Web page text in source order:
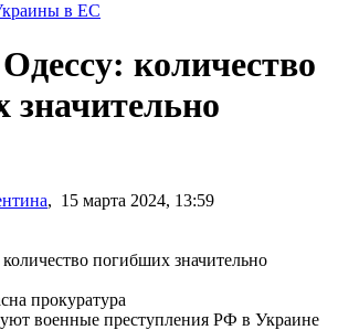
в ЕС
количество
значительно
, 15 марта 2024, 13:59
прокуратура
военные преступления РФ в Украине